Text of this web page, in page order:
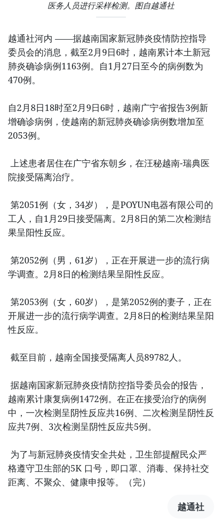
医务人员进行采样检测。图自越通社
越通社河内 ——据越南国家新冠肺炎疫情防控指导
委员会的消息，截至2月9日6时，越南累计本土新冠
肺炎确诊病例1163例。自1月27日至今的病例数为
470例。
自2月8日18时至2月9日6时，越南广宁省报告3例新
增确诊病例，使越南的新冠肺炎确诊病例数增加至
2053例。
上述患者居住在广宁省东朝乡，在汪秘越南-瑞典医
院接受隔离治疗。
第2051例（女，34岁），是POYUN电器有限公司的
工人，自1月29日接受隔离。2月8日的第二次检测结
果呈阳性反应。
第2052例（男，61岁），正在开展进一步的流行病
学调查。2月8日的检测结果呈阳性反应。
第2053例（女，60岁），是第2052例的妻子，正在
开展进一步的流行病学调查。2月8日的检测结果呈阳
性反应。
截至目前，越南全国接受隔离人员89782人。
据越南国家新冠肺炎疫情防控指导委员会的报告，
越南累计康复病例1472例。在正在接受治疗的病例
中，一次检测呈阴性反应共16例、二次检测呈阴性反
应共7例、3次检测呈阴性反应共5例。
为了与新冠肺炎疫情安全共处，卫生部提醒民众严
格遵守卫生部的5K 口号，即口罩、消毒、保持社交
距离、不聚众、健康申报等。（完）
越通社